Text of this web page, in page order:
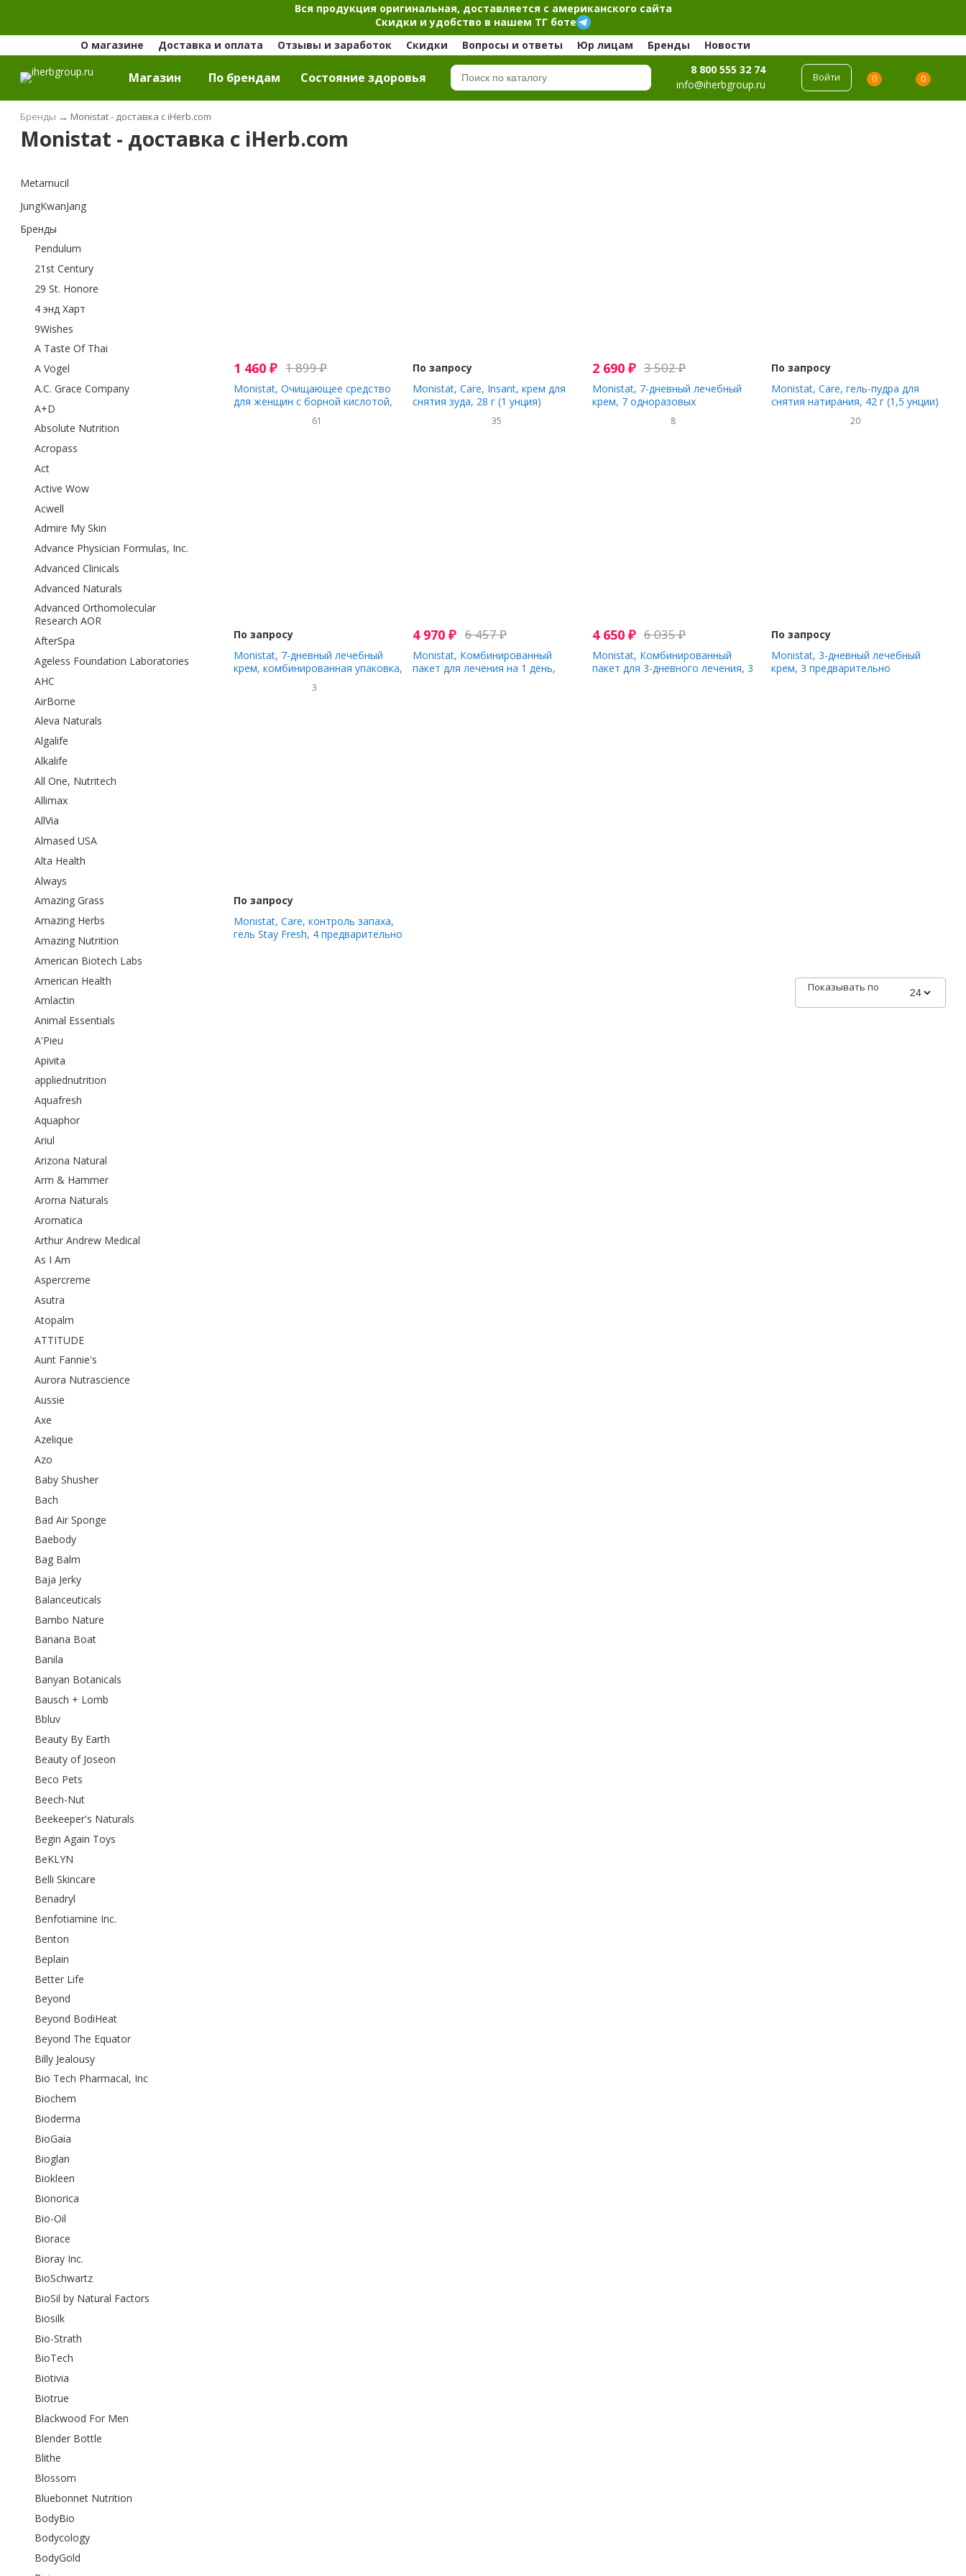
Вся продукция оригинальная, доставляется с американского сайта
Скидки и удобство в нашем ТГ боте
О магазине
Доставка и оплата Отзывы и заработок Скидки Вопросы и ответы Юр лицам Бренды Новости
Магазин По брендам Cостояние здоровья
8 800 555 32 74
info@iherbgroup.ru
Войти 0 0
Бренды → Monistat - доставка с iHerb.com
Monistat - доставка с iHerb.com
Metamucil
JungKwanJang
Бренды
Pendulum
21st Century
29 St. Honore
4 энд Харт
9Wishes
A Taste Of Thai
A Vogel
A.C. Grace Company
A+D
Absolute Nutrition
Acropass
Act
Active Wow
Acwell
Admire My Skin
Advance Physician Formulas, Inc.
Advanced Clinicals
Advanced Naturals
Advanced Orthomolecular
Research AOR
AfterSpa
Ageless Foundation Laboratories
AHC
AirBorne
Aleva Naturals
Algalife
Alkalife
All One, Nutritech
Allimax
AllVia
Almased USA
Alta Health
Always
Amazing Grass
Amazing Herbs
Amazing Nutrition
American Biotech Labs
American Health
Amlactin
Animal Essentials
A'Pieu
Apivita
appliednutrition
Aquafresh
Aquaphor
Ariul
Arizona Natural
Arm & Hammer
Aroma Naturals
Aromatica
Arthur Andrew Medical
As I Am
Aspercreme
Asutra
Atopalm
ATTITUDE
Aunt Fannie's
Aurora Nutrascience
Aussie
Axe
Azelique
Azo
Baby Shusher
Bach
Bad Air Sponge
Baebody
Bag Balm
Baja Jerky
Balanceuticals
Bambo Nature
Banana Boat
Banila
Banyan Botanicals
Bausch + Lomb
Bbluv
Beauty By Earth
Beauty of Joseon
Beco Pets
Beech-Nut
Beekeeper's Naturals
Begin Again Toys
BeKLYN
Belli Skincare
Benadryl
Benfotiamine Inc.
Benton
Beplain
Better Life
Beyond
Beyond BodiHeat
Beyond The Equator
Billy Jealousy
Bio Tech Pharmacal, Inc
Biochem
Bioderma
BioGaia
Bioglan
Biokleen
Bionorica
Bio-Oil
Biorace
Bioray Inc.
BioSchwartz
BioSil by Natural Factors
Biosilk
Bio-Strath
BioTech
Biotivia
Biotrue
Blackwood For Men
Blender Bottle
Blithe
Blossom
Bluebonnet Nutrition
BodyBio
Bodycology
BodyGold
1 460 ₽ 1 899₽
Monistat, Очищающее средство
для женщин с борной кислотой,
без отдушек, 296 мл (10 жидк.
61
По запросу
Monistat, Care, Insant, крем для
снятия зуда, 28 г (1 унция)
35
2 690 ₽ 3 502₽
Monistat, 7-дневный лечебный
крем, 7 одноразовых
аппликаторов + тюбик 45 г (1,59
8
По запросу
Monistat, Care, гель-пудра для
снятия натирания, 42 г (1,5 унции)
20
По запросу
Monistat, 7-дневный лечебный
крем, комбинированная упаковка,
3
4 970₽ 6 457₽
Monistat, Комбинированный
пакет для лечения на 1 день,
4 650 ₽ 6 035₽
Monistat, Комбинированный
пакет для 3-дневного лечения, 3
По запросу
Monistat, 3-дневный лечебный
крем, 3 предварительно
По запросу
Monistat, Care, контроль запаха,
гель Stay Fresh, 4 предварительно
Показывать по